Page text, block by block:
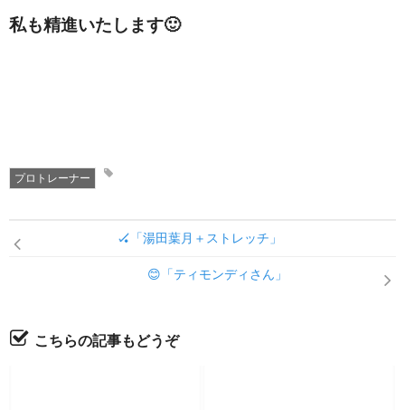
私も精進いたします🙂
プロトレーナー
🏑「湯田葉月＋ストレッチ」
😊「ティモンディさん」
こちらの記事もどうぞ